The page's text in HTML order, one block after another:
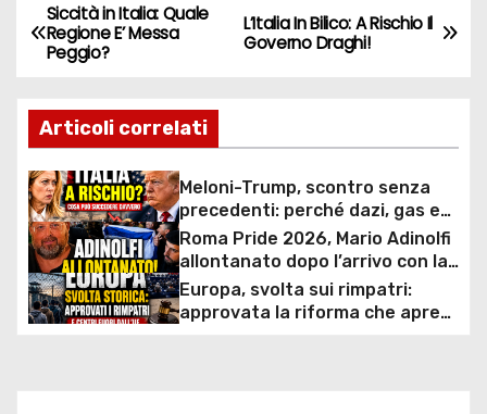
N
a
v
i
g
a
z
L’Italia In Bilico: A Rischio Il
Governo Draghi!
Siccità in Italia: Quale
Regione E’ Messa
Peggio?
Articoli correlati
Meloni-Trump, scontro senza
precedenti: perché dazi, gas e
rapporti diplomatici possono
costare caro all’Italia
Roma Pride 2026, Mario Adinolfi
allontanato dopo l’arrivo con la
bandiera di Israele: scontro
politico e polemiche sui diritti
Europa, svolta sui rimpatri:
approvata la riforma che apre